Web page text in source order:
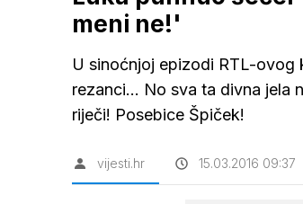
meni ne!'
U sinoćnjoj epizodi RTL-ovog
rezanci... No sva ta divna jela
riječi! Posebice Špiček!
vijesti.hr 15.03.2016 09:37